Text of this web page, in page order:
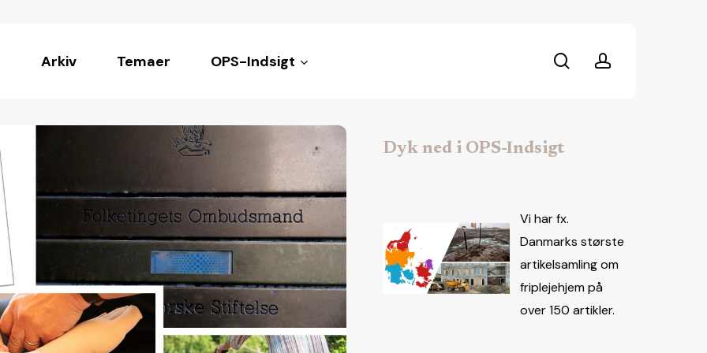
Arkiv Temaer OPS-Indsigt searchaccount
Dyk ned i OPS-Indsigt
Vi har fx.
Danmarks største
artikelsamling om
friplejehjem på
over 150 artikler.